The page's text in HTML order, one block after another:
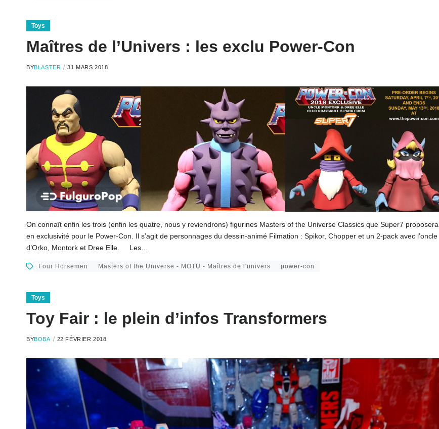
Toys
Maîtres de l’Univers : les exclu Power-Con
BYBLASTER 31 MARS 2018
On connaît enfin les trois (enfin les quatre, nous y reviendrons) figurines Masters of the Universe Classics que Super7 proposera
en exclusivité pour le Power-Con. Il s’agit de personnages du dessin-animé Filmation : Spikor, Chopper et un 2-pack avec l’oncle
d’Orko, Montork et Dree Elle. Les…
Four Horsemen Masters of the Universe - MOTU - Maîtres de l'univers power-con
Toys
Toy Fair : le plein d’infos Transformers
BYBOBA 22 FÉVRIER 2018